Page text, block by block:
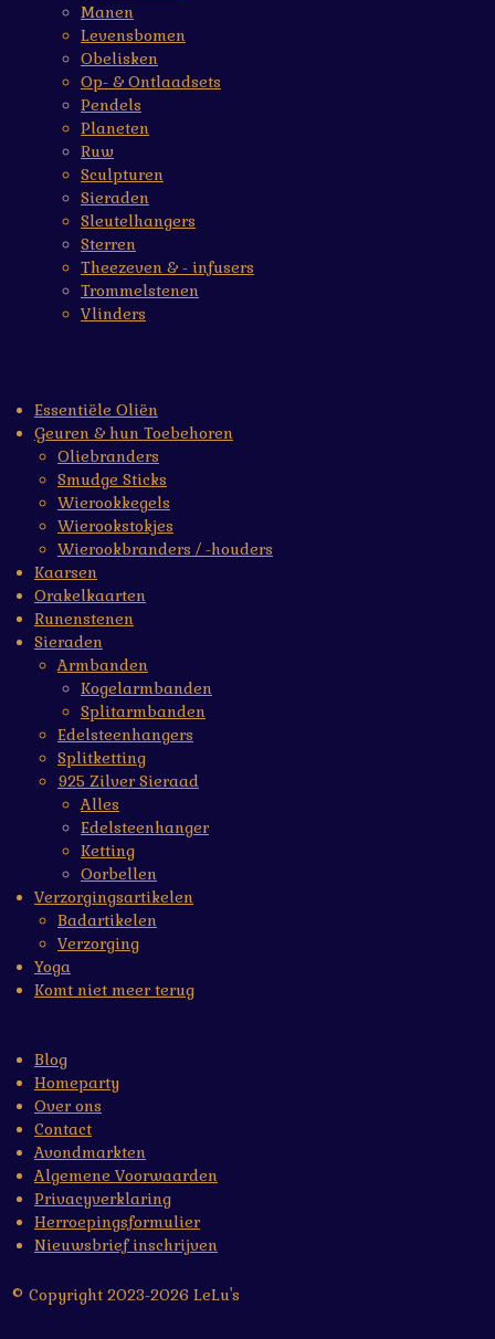
Manen
Levensbomen
Obelisken
Op- & Ontlaadsets
Pendels
Planeten
Ruw
Sculpturen
Sieraden
Sleutelhangers
Sterren
Theezeven & - infusers
Trommelstenen
Vlinders
Essentiële Oliën
Geuren & hun Toebehoren
Oliebranders
Smudge Sticks
Wierookkegels
Wierookstokjes
Wierookbranders / -houders
Kaarsen
Orakelkaarten
Runenstenen
Sieraden
Armbanden
Kogelarmbanden
Splitarmbanden
Edelsteenhangers
Splitketting
925 Zilver Sieraad
Alles
Edelsteenhanger
Ketting
Oorbellen
Verzorgingsartikelen
Badartikelen
Verzorging
Yoga
Komt niet meer terug
Blog
Homeparty
Over ons
Contact
Avondmarkten
Algemene Voorwaarden
Privacyverklaring
Herroepingsformulier
Nieuwsbrief inschrijven
© Copyright 2023-2026 LeLu's